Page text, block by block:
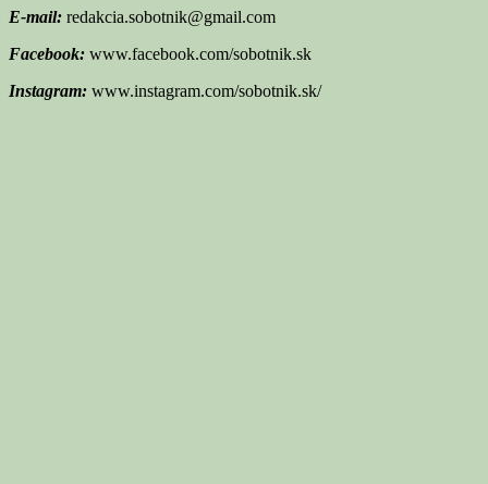
E-mail: redakcia.sobotnik@gmail.com
Facebook: www.facebook.com/sobotnik.sk
Instagram: www.instagram.com/sobotnik.sk/